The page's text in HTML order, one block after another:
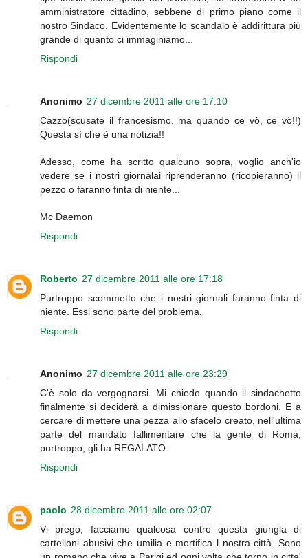
amministratore cittadino, sebbene di primo piano come il
nostro Sindaco. Evidentemente lo scandalo è addirittura più
grande di quanto ci immaginiamo...
Rispondi
Anonimo 27 dicembre 2011 alle ore 17:10
Cazzo(scusate il francesismo, ma quando ce vò, ce vò!!)
Questa sì che è una notizia!!
Adesso, come ha scritto qualcuno sopra, voglio anch'io
vedere se i nostri giornalai riprenderanno (ricopieranno) il
pezzo o faranno finta di niente...
Mc Daemon
Rispondi
Roberto 27 dicembre 2011 alle ore 17:18
Purtroppo scommetto che i nostri giornali faranno finta di
niente. Essi sono parte del problema.
Rispondi
Anonimo 27 dicembre 2011 alle ore 23:29
C'è solo da vergognarsi. Mi chiedo quando il sindachetto
finalmente si deciderà a dimissionare questo bordoni. E a
cercare di mettere una pezza allo sfacelo creato, nell'ultima
parte del mandato fallimentare che la gente di Roma,
purtroppo, gli ha REGALATO.
Rispondi
paolo 28 dicembre 2011 alle ore 02:07
Vi prego, facciamo qualcosa contro questa giungla di
cartelloni abusivi che umilia e mortifica l nostra città. Sono